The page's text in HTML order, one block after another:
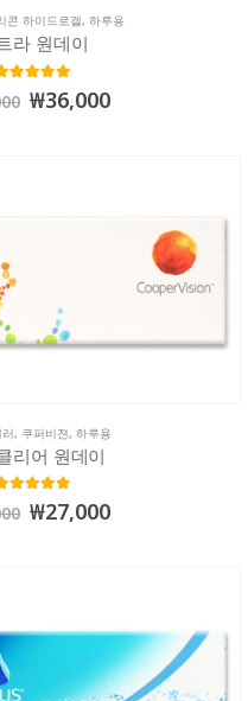
콘 하이드로겔,하루용
라 원데이
₩36,000
, 쿠퍼비젼, 하루용
리어 원데이
out of 5
₩27,000